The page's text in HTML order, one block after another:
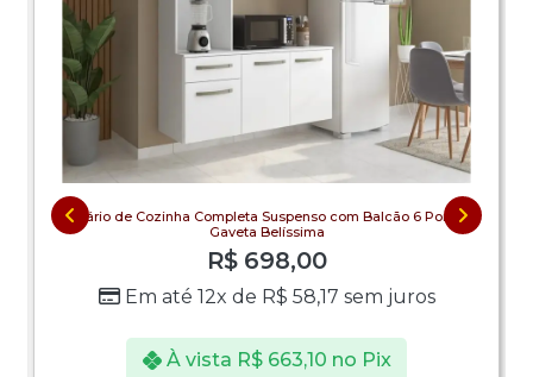
Armário de Cozinha Completa Suspenso com Balcão 6 Portas 1
Gaveta Belíssima
R$698,00
Em até 12x de R$ 58,17 sem juros
À vista R$663,10 no Pix